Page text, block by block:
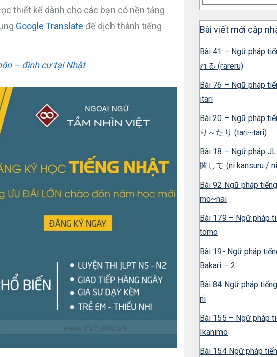
thiết kế dành cho các bạn có nền tảng
Google Translate để dịch thành tiếng
– định cư tại Nhật
Bài viết mới cập
Bài 41 – Ngữ pháp
れる (rareru)
Bài 76 – Ngữ pháp
itari
Bài 20 – Ngữ pháp
り～たり (tari~tari)
Bài 18 – Ngữ pháp
関して (ni kansuru /
Bài 92 Ngữ pháp
mo~nai
Bài 179 – Ngữ pháp
tomo
Bài 19- Ngữ pháp
Bakari – 2
Bài 84 Ngữ pháp
ni
Bài 155 – Ngữ pháp
Ikanimo
Bài 154 Ngữ pháp